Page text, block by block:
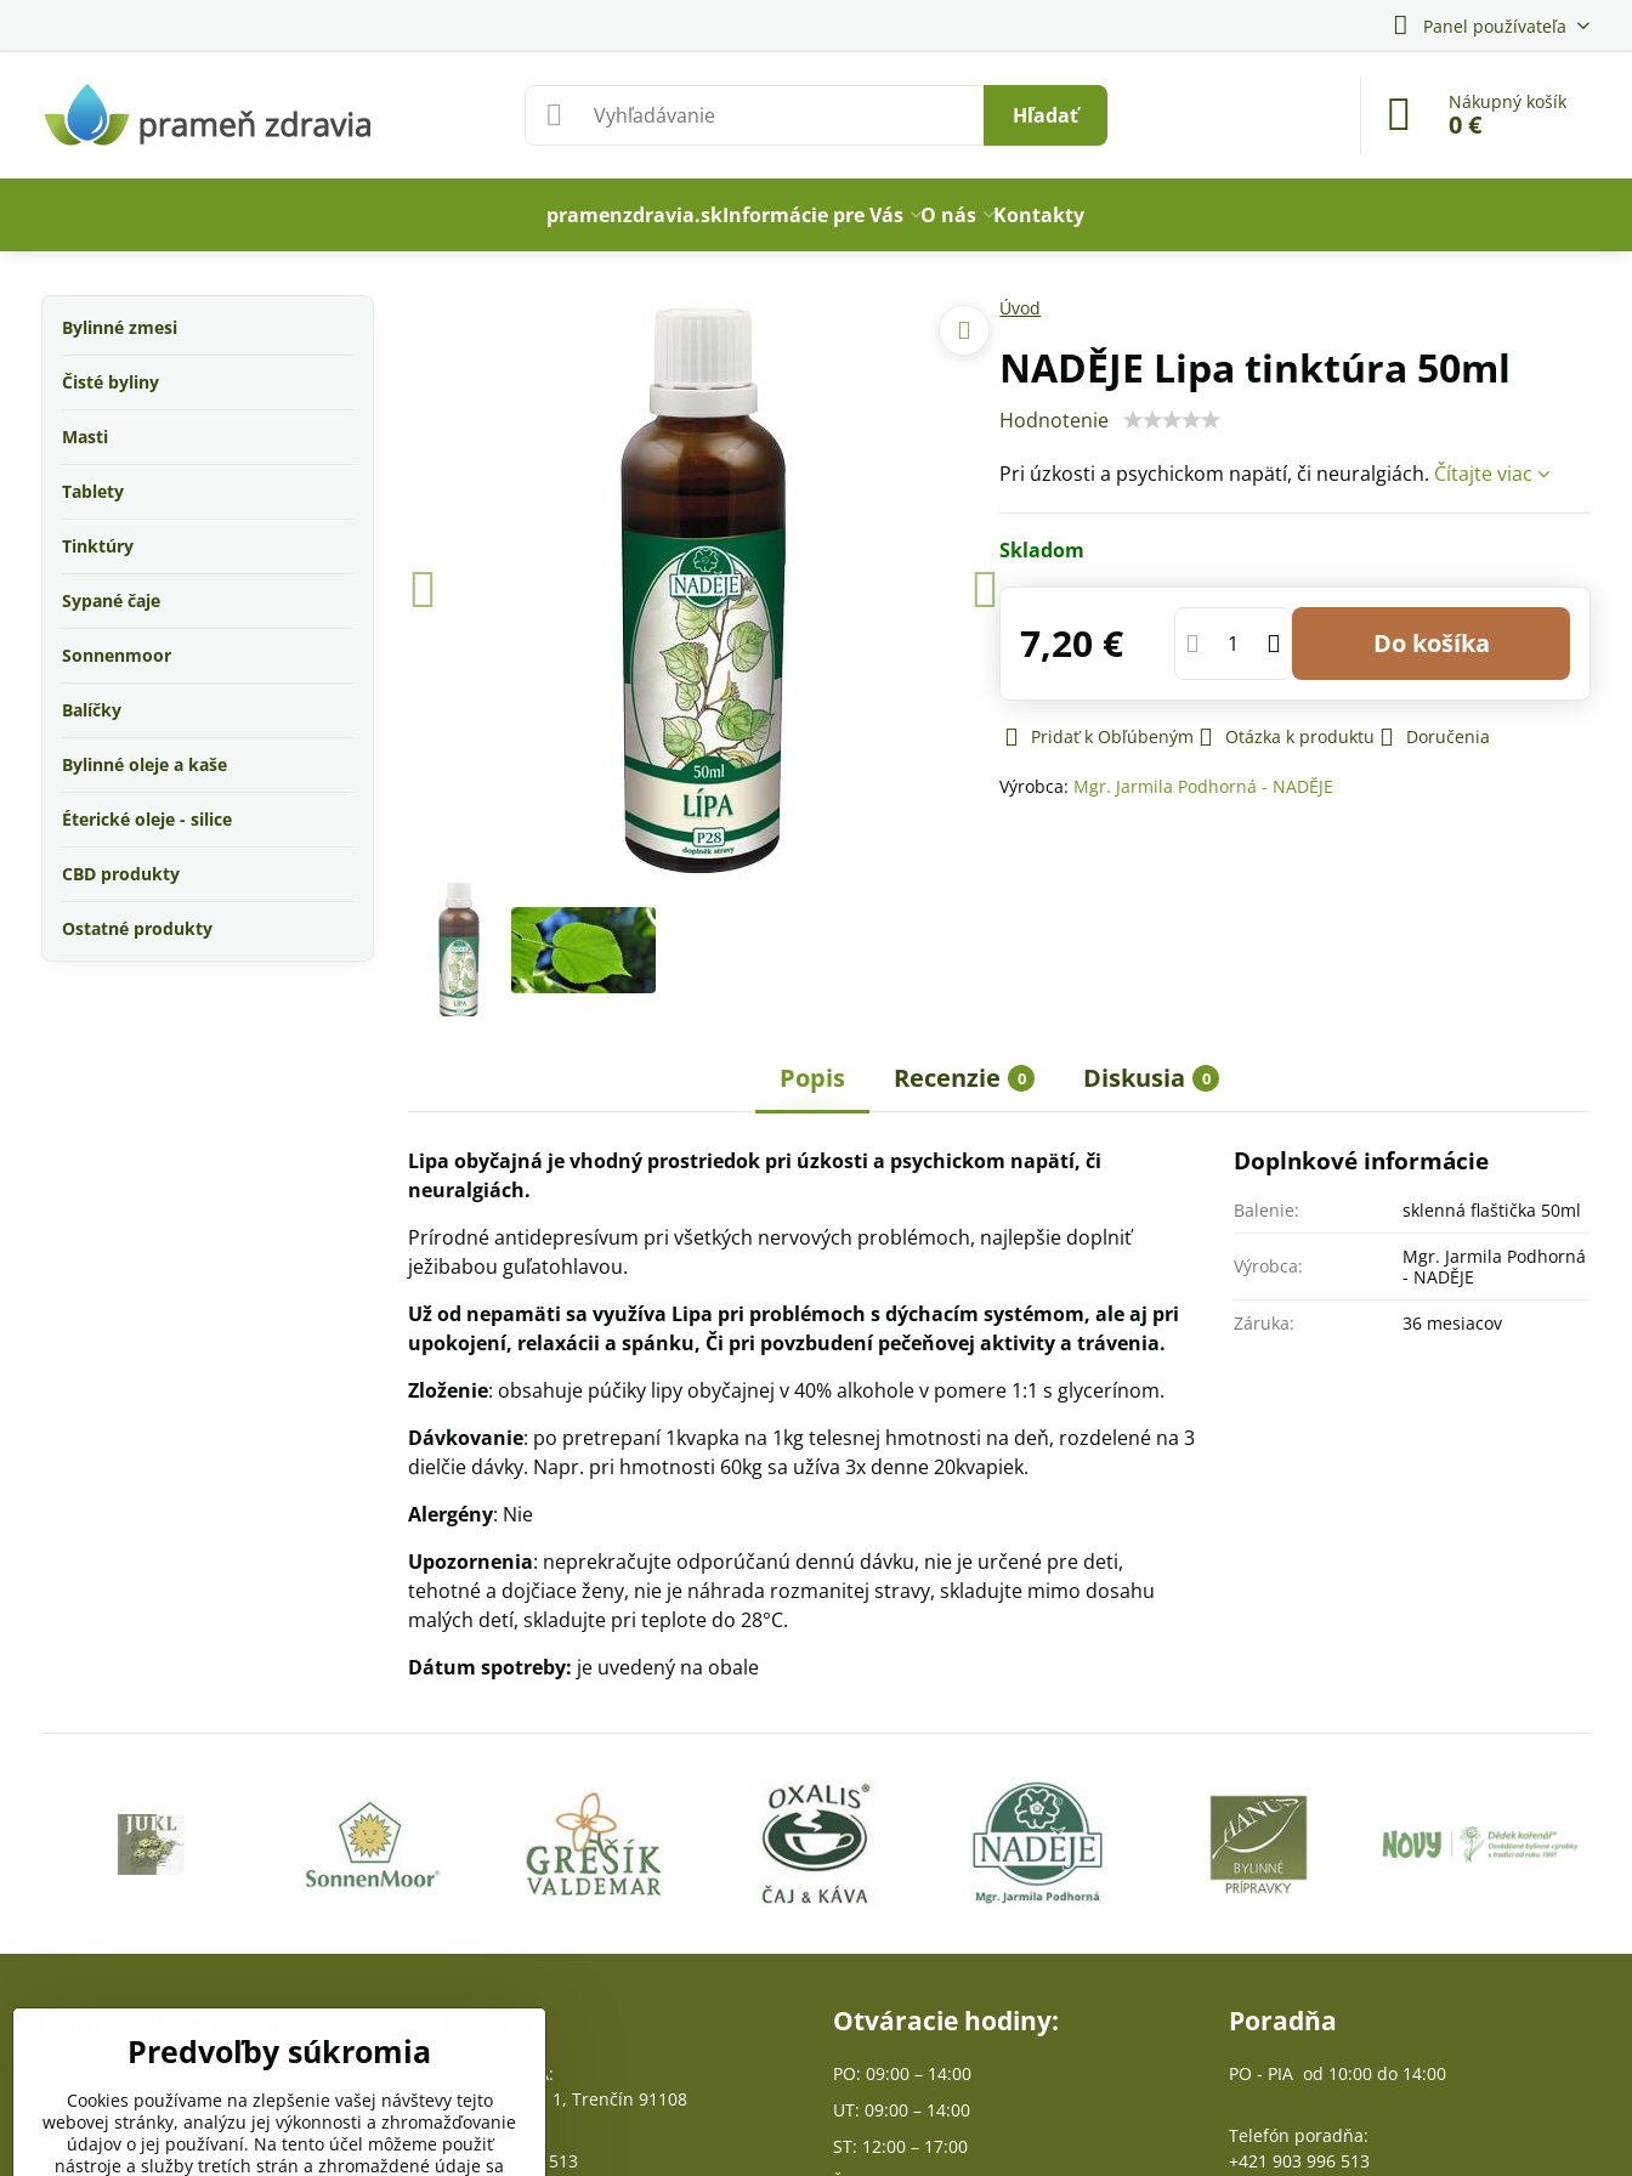
Panel používateľa
Hľadať
Nákupný košík
0 €
pramenzdravia.skInformácie pre Vás O nás Kontakty
Úvod
NADĚJE Lipa tinktúra 50ml
Hodnotenie
Pri úzkosti a psychickom napätí, či neuralgiách. Čítajte viac
Skladom
7,20 € Do košíka
Pridať k Obľúbeným Otázka k produktu Doručenia
Výrobca: Mgr. Jarmila Podhorná - NADĚJE
Popis Recenzie 0 Diskusia 0
Lipa obyčajná je vhodný prostriedok pri úzkosti a psychickom napätí, či
neuralgiách.
Prírodné antidepresívum pri všetkých nervových problémoch, najlepšie doplniť
ježibabou guľatohlavou.
Už od nepamäti sa využíva Lipa pri problémoch s dýchacím systémom, ale aj pri
upokojení, relaxácii a spánku, Či pri povzbudení pečeňovej aktivity a trávenia.
Zloženie: obsahuje púčiky lipy obyčajnej v 40% alkohole v pomere 1:1 s glycerínom.
Dávkovanie: po pretrepaní 1kvapka na 1kg telesnej hmotnosti na deň, rozdelené na 3
dielčie dávky. Napr. pri hmotnosti 60kg sa užíva 3x denne 20kvapiek.
Alergény: Nie
Upozornenia: neprekračujte odporúčanú dennú dávku, nie je určené pre deti,
tehotné a dojčiace ženy, nie je náhrada rozmanitej stravy, skladujte mimo dosahu
malých detí, skladujte pri teplote do 28°C.
Dátum spotreby: je uvedený na obale
Doplnkové informácie
Balenie: sklenná flaštička 50ml
Výrobca:
Mgr. Jarmila Podhorná
- NADĚJE
Záruka:
36 mesiacov
Bylinné zmesi
Čisté byliny
Masti
Tablety
Tinktúry
Sypané čaje
Sonnenmoor
Balíčky
Bylinné oleje a kaše
Éterické oleje - silice
CBD produkty
Ostatné produkty
Obchodné podmienky
Reklamačné podmienky
OZC JUŽANKA:
gen. Svobodu 1, Trenčín 91108
Telefón:
+421 903 996 513
Otváracie hodiny:
PO: 09:00 – 14:00
UT: 09:00 – 14:00
ST: 12:00 – 17:00
Poradňa
PO - PIA od 10:00 do 14:00
Telefón poradňa:
+421 903 996 513
Predvoľby súkromia
Cookies používame na zlepšenie vašej návštevy tejto
webovej stránky, analýzu jej výkonnosti a zhromažďovanie
údajov o jej používaní. Na tento účel môžeme použiť
nástroje a služby tretích strán a zhromaždené údaje sa